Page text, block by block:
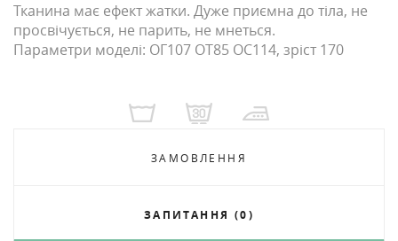
Тканина має ефект жатки. Дуже приємна до тіла, не
просвічується, не парить, не мнеться.
Параметри моделі: ОГ107 ОТ85 ОС114, зріст 170
ЗАМОВЛЕННЯ
ЗАПИТАННЯ (0)